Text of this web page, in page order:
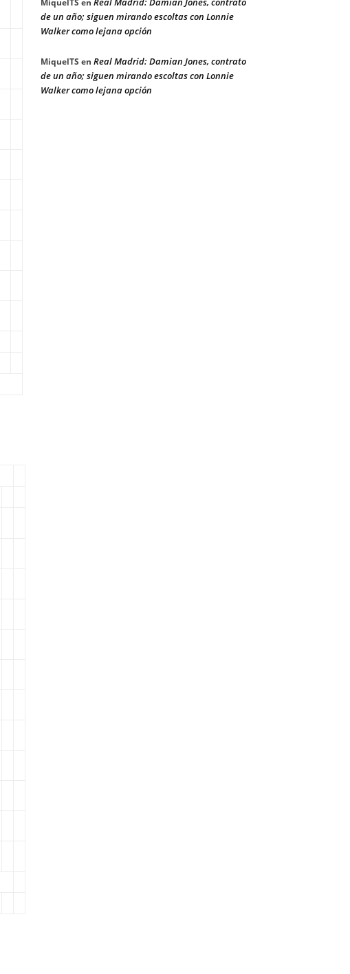
MiquelTS en
de un año; siguen mirando escoltas con Lonnie
Walker como lejana opción
MiquelTS en Real Madrid: Damian Jones, contrato
de un año; siguen mirando escoltas con Lonnie
Walker como lejana opción